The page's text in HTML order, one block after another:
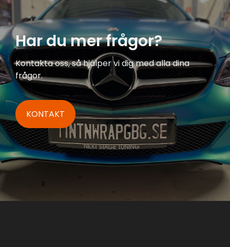
Har du mer frågor?
Kontakta oss, så hjälper vi dig med alla dina
frågor.
KONTAKT